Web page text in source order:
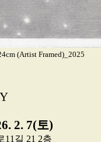
(Artist Framed)_2025
2. 7(토)
11길 21 2층